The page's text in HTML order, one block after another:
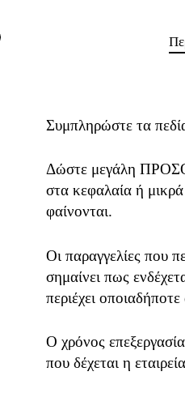
Συμπληρώστε τα
Δώστε μεγάλη
στα κεφαλαία ή
φαίνονται.
Οι παραγγελίες που
σημαίνει πως
περιέχει
Ο χρόνος
που δέχεται η